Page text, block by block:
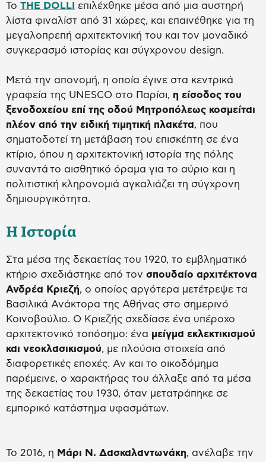
Το THE DOLLI
επιλέχθηκε μέσα από μια αυστηρή
λίστα φιναλίστ από 31 χώρες, και επαινέθηκε για τη
μεγαλοπρεπή αρχιτεκτονική του και τον μοναδικό
συγκερασμό ιστορίας και σύγχρονου design.
Μετά την απονομή, η οποία έγινε στα κεντρικά
γραφεία της UNESCO στο Παρίσι, η είσοδος του
ξενοδοχείου επί της οδού Μητροπόλεως κοσμείται
πλέον από την ειδική τιμητική πλακέτα, που
σηματοδοτεί τη μετάβαση του επισκέπτη σε ένα
κτίριο, όπου η αρχιτεκτονική ιστορία της πόλης
συναντά το αισθητικό όραμα για το αύριο και η
πολιτιστική κληρονομιά αγκαλιάζει τη σύγχρονη
δημιουργικότητα.
Η Ιστορία
Στα μέσα της δεκαετίας του 1920, το εμβληματικό
κτήριο σχεδιάστηκε από τον σπουδαίο αρχιτέκτονα
Ανδρέα Κριεζή, ο οποίος αργότερα μετέτρεψε τα
Βασιλικά Ανάκτορα της Αθήνας στο σημερινό
Κοινοβούλιο. Ο Κριεζής σχεδίασε ένα υπέροχο
αρχιτεκτονικό τοπόσημο: ένα μείγμα εκλεκτικισμού
και νεοκλασικισμού, με πλούσια στοιχεία από
διαφορετικές εποχές. Αν και το οικοδόμημα
παρέμεινε, ο χαρακτήρας του άλλαξε από τα μέσα
της δεκαετίας του 1930, όταν μετατράπηκε σε
εμπορικό κατάστημα υφασμάτων.
To 2016, η Μάρι Ν. Δασκαλαντωνάκη, ανέλαβε την